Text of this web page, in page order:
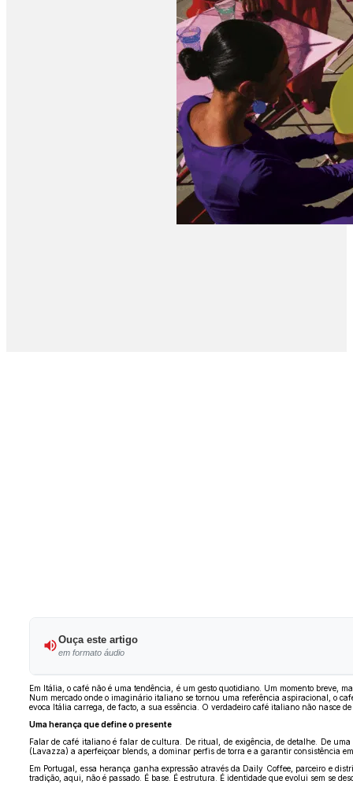
Ouça este artigo
em formato áudio
Em Itália, o café não é uma tendência, é um gesto quotidiano. Um momento breve,
Num mercado onde o imaginário italiano se tornou uma referência aspiracional, o
evoca Itália carrega, de facto, a sua essência. O verdadeiro café italiano não nasce
Uma herança que define o presente
Falar de café italiano é falar de cultura. De ritual, de exigência, de detalhe. De
(Lavazza) a aperfeiçoar blends, a dominar perfis de torra e a garantir consistência
Em Portugal, essa herança ganha expressão através da Daily Coffee, parceiro e
tradição, aqui, não é passado. É base. É estrutura. É identidade que evolui sem se